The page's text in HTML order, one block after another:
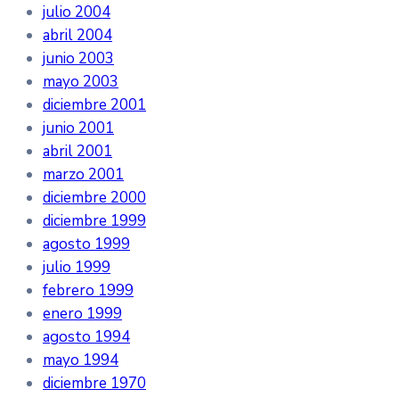
julio 2004
abril 2004
junio 2003
mayo 2003
diciembre 2001
junio 2001
abril 2001
marzo 2001
diciembre 2000
diciembre 1999
agosto 1999
julio 1999
febrero 1999
enero 1999
agosto 1994
mayo 1994
diciembre 1970